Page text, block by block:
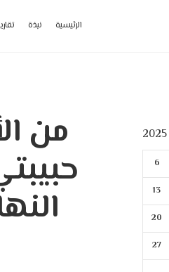
الرئيسية نبذة
من
6
13
20
27